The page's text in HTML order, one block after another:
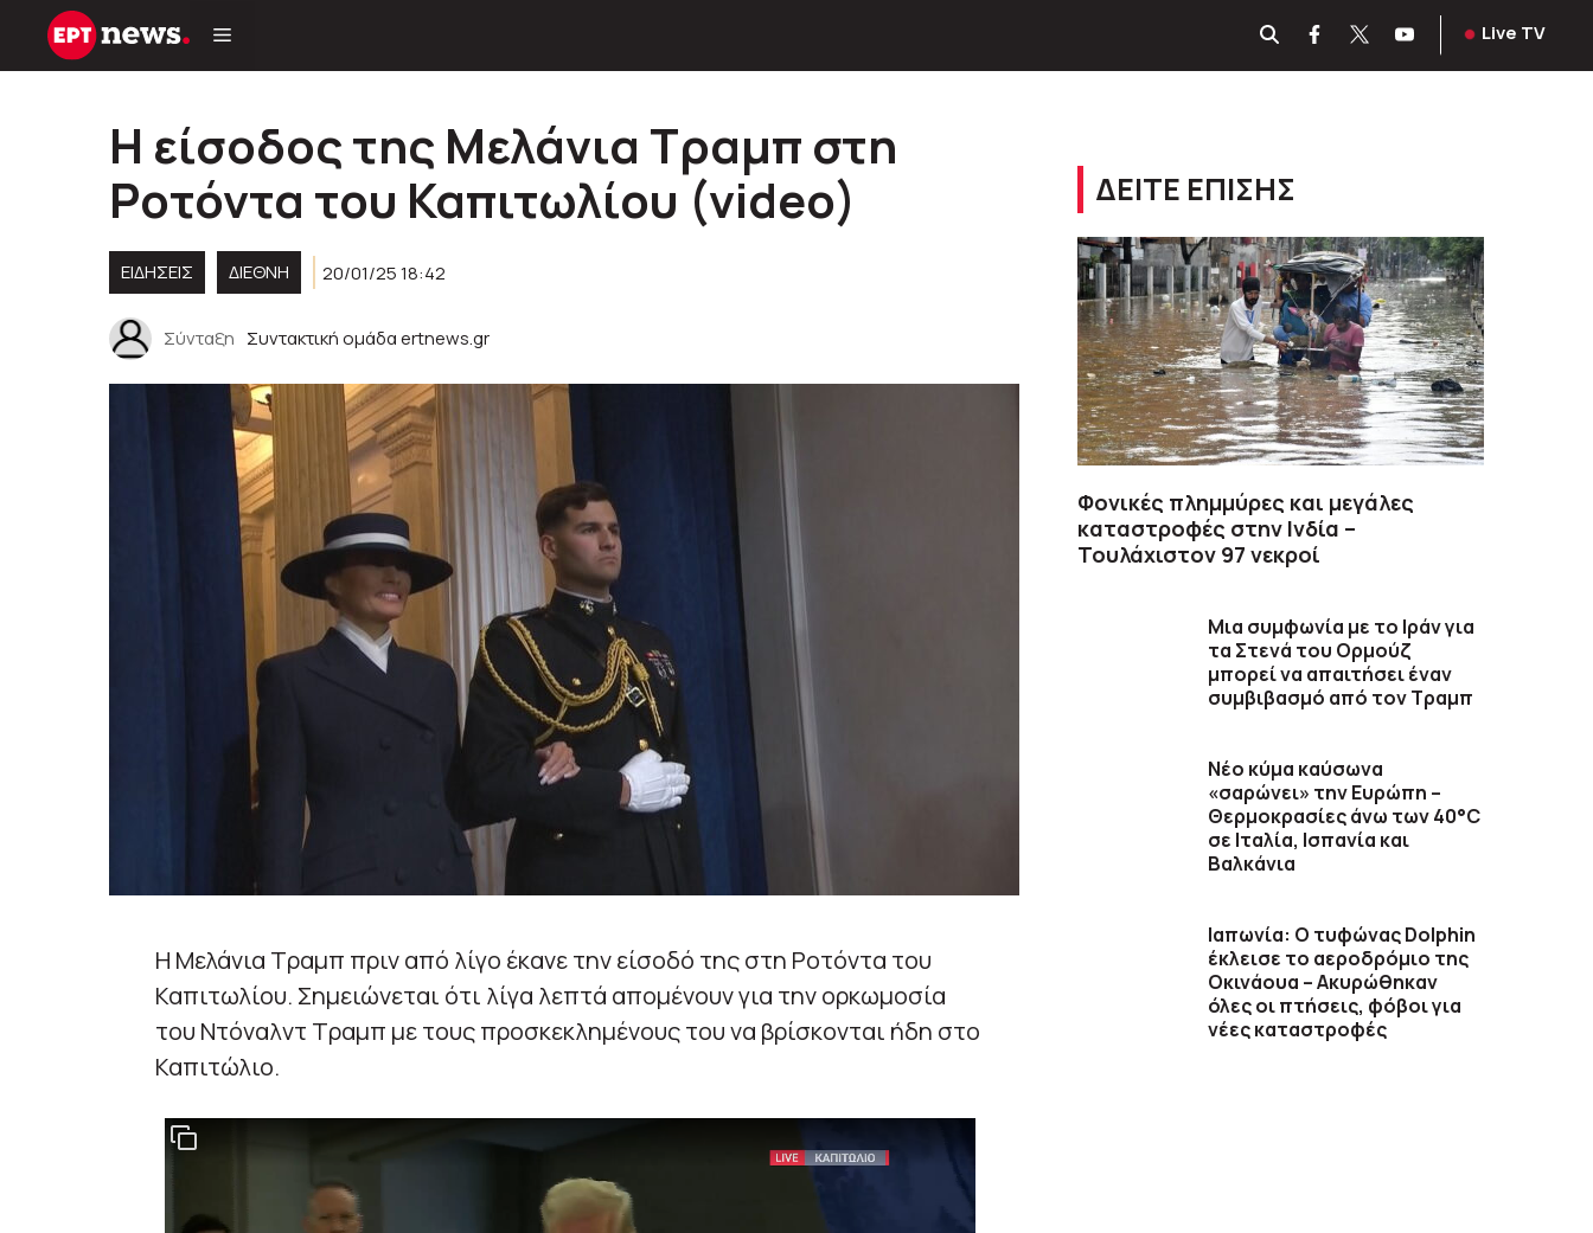
Μετάβαση
Live TV
Η είσοδος της Μελάνια Τραμπ στη
Ροτόντα του Καπιτωλίου (video)
ΕΙΔΗΣΕΙΣ ΔΙΕΘΝΗ 20/01/25 18:42
Σύνταξη Συντακτική ομάδα ertnews.gr
Η Μελάνια Τραμπ πριν από λίγο έκανε την είσοδό της στη Ροτόντα του
Καπιτωλίου. Σημειώνεται ότι λίγα λεπτά απομένουν για την ορκωμοσία
του Ντόναλντ Τραμπ με τους προσκεκλημένους του να βρίσκονται ήδη στο
Καπιτώλιο.
ΔΕΙΤΕ ΕΠΙΣΗΣ
Φονικές πλημμύρες και μεγάλες
καταστροφές στην Ινδία –
Τουλάχιστον 97 νεκροί
Μια συμφωνία με το Ιράν για
τα Στενά του Ορμούζ
μπορεί να απαιτήσει έναν
συμβιβασμό από τον Τραμπ
Νέο κύμα καύσωνα
«σαρώνει» την Ευρώπη –
Θερμοκρασίες άνω των 40°C
σε Ιταλία, Ισπανία και
Βαλκάνια
Ιαπωνία: Ο τυφώνας Dolphin
έκλεισε το αεροδρόμιο της
Οκινάουα – Ακυρώθηκαν
όλες οι πτήσεις, φόβοι για
νέες καταστροφές